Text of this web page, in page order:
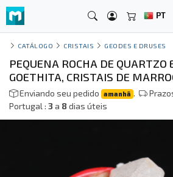
PT
CATÁLOGO CRISTAIS GEODES E DRUSES
PEQUENA ROCHA DE QUARTZO
GOETHITA, CRISTAIS DE
Enviando seu pedido amanhã .
Portugal : 3a 8dias úteis